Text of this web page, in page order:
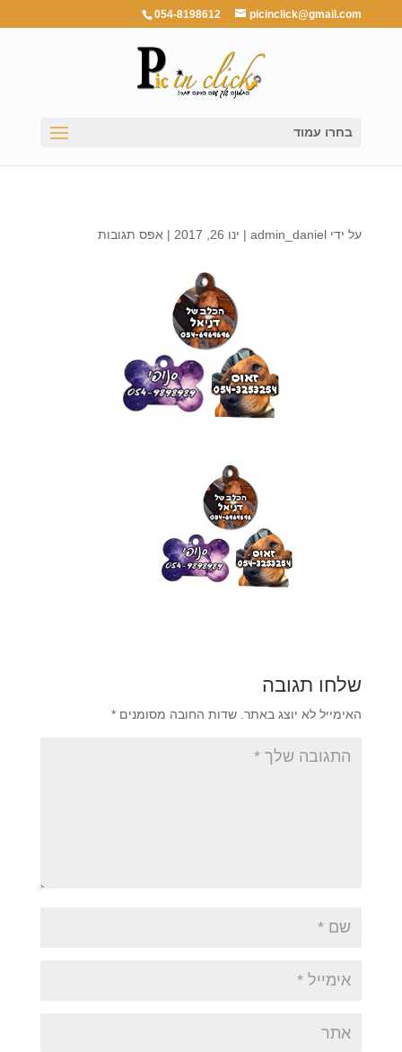
054-8198612 picinclick@gmail.com
בחרו עמוד
על ידי admin_daniel
| ינו 26, 2017 | אפס תגובות
שלחו תגובה
האימייל לא יוצג באתר. שדות החובה מסומנים *